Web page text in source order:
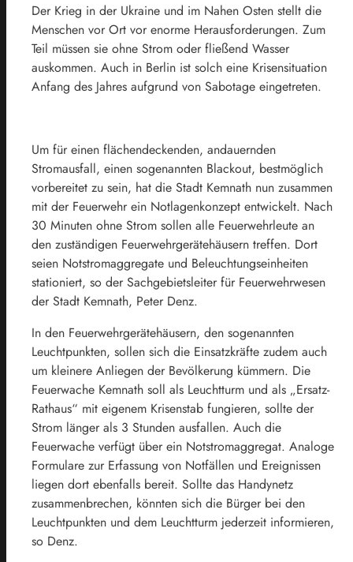
Der Krieg in der Ukraine und im Nahen Osten stellt die
Menschen vor Ort vor enorme Herausforderungen. Zum
Teil müssen sie ohne Strom oder fließend Wasser
auskommen. Auch in Berlin ist solch eine Krisensituation
Anfang des Jahres aufgrund von Sabotage eingetreten.
Um für einen flächendeckenden, andauernden
Stromausfall, einen sogenannten Blackout, bestmöglich
vorbereitet zu sein, hat die Stadt Kemnath nun zusammen
mit der Feuerwehr ein Notlagenkonzept entwickelt. Nach
30 Minuten ohne Strom sollen alle Feuerwehrleute an
den zuständigen Feuerwehrgerätehäusern treffen. Dort
seien Notstromaggregate und Beleuchtungseinheiten
stationiert, so der Sachgebietsleiter für Feuerwehrwesen
der Stadt Kemnath, Peter Denz.
In den Feuerwehrgerätehäusern, den sogenannten
Leuchtpunkten, sollen sich die Einsatzkräfte zudem auch
um kleinere Anliegen der Bevölkerung kümmern. Die
Feuerwache Kemnath soll als Leuchtturm und als „Ersatz-
Rathaus“ mit eigenem Krisenstab fungieren, sollte der
Strom länger als 3 Stunden ausfallen. Auch die
Feuerwache verfügt über ein Notstromaggregat. Analoge
Formulare zur Erfassung von Notfällen und Ereignissen
liegen dort ebenfalls bereit. Sollte das Handynetz
zusammenbrechen, könnten sich die Bürger bei den
Leuchtpunkten und dem Leuchtturm jederzeit informieren,
so Denz.